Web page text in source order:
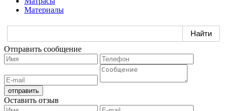
Материалы
Отправить сообщение
Оставить отзыв